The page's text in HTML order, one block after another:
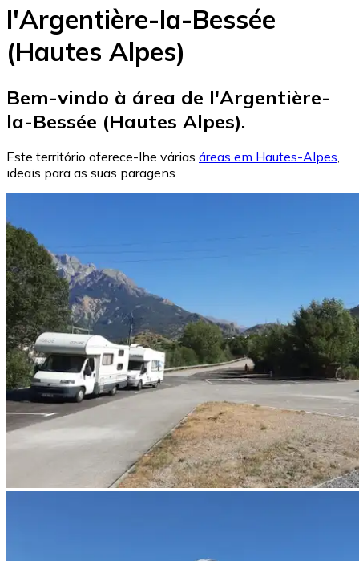
l'Argentière-la-Bessée
(Hautes Alpes)
Bem-vindo à área de l'Argentière-
la-Bessée (Hautes Alpes).
Este território oferece-lhe várias áreas em Hautes-Alpes,
ideais para as suas paragens.